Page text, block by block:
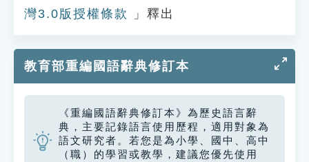
灣3.0版授權條款
」釋出
教育部重編國語辭典修訂本
《重編國語辭典修訂本》為歷史語言辭
典，主要記錄語言使用歷程，適用對象為
語文研究者。若您是為小學、國中、高中
（職）的學習或教學，建議您優先使用